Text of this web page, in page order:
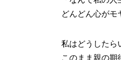
どんどん心がモ
私はどうしたら
このまま親の期